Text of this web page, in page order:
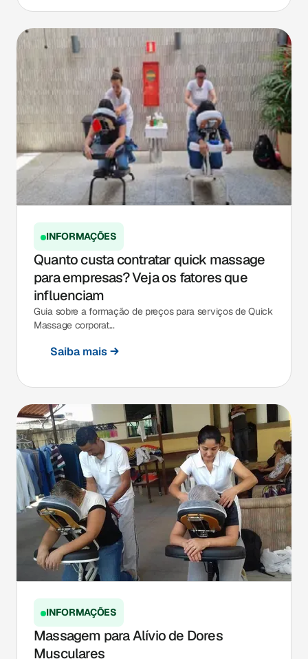
INFORMAÇÕES
Quanto custa contratar quick massage
para empresas? Veja os fatores que
influenciam
Guia sobre a formação de preços para serviços de Quick
Massage corporat...
Saiba mais
INFORMAÇÕES
Massagem para Alívio de Dores
Musculares